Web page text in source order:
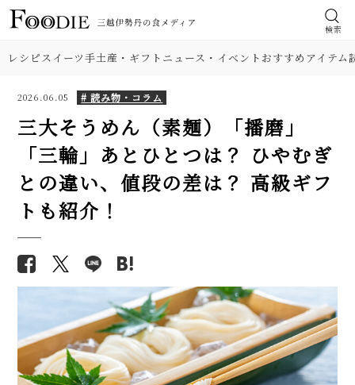
検索
レシピスイーツ手土産・ギフト ニュース・イベントおすすめアイテム
2026.06.05 # 読み物・コラム
三大そうめん（素麺）「播磨」
「三輪」あとひとつは？ ひやむぎ
との違い、値段の差は？ 高級ギフ
トも紹介！